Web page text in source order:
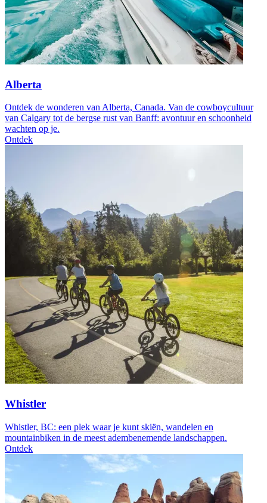
Alberta
Ontdek de wonderen van Alberta, Canada. Van de cowboycultuur
van Calgary tot de bergse rust van Banff: avontuur en schoonheid
wachten op je.
Ontdek
Whistler
Whistler, BC: een plek waar je kunt skiën, wandelen en
mountainbiken in de meest adembenemende landschappen.
Ontdek